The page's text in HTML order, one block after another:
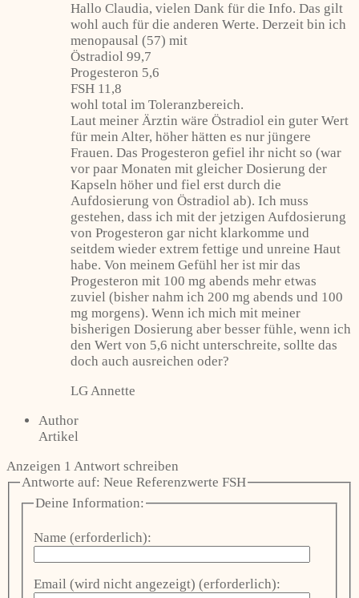
Hallo Claudia, vielen Dank für die Info. Das gilt
wohl auch für die anderen Werte. Derzeit bin ich
menopausal (57) mit
Östradiol 99,7
Progesteron 5,6
FSH 11,8
wohl total im Toleranzbereich.
Laut meiner Ärztin wäre Östradiol ein guter Wert
für mein Alter, höher hätten es nur jüngere
Frauen. Das Progesteron gefiel ihr nicht so (war
vor paar Monaten mit gleicher Dosierung der
Kapseln höher und fiel erst durch die
Aufdosierung von Östradiol ab). Ich muss
gestehen, dass ich mit der jetzigen Aufdosierung
von Progesteron gar nicht klarkomme und
seitdem wieder extrem fettige und unreine Haut
habe. Von meinem Gefühl her ist mir das
Progesteron mit 100 mg abends mehr etwas
zuviel (bisher nahm ich 200 mg abends und 100
mg morgens). Wenn ich mich mit meiner
bisherigen Dosierung aber besser fühle, wenn ich
den Wert von 5,6 nicht unterschreite, sollte das
doch auch ausreichen oder?
LG Annette
Author
Artikel
Anzeigen 1 Antwort schreiben
Antworte auf: Neue Referenzwerte FSH
Deine Information:
Name (erforderlich):
Email (wird nicht angezeigt) (erforderlich):